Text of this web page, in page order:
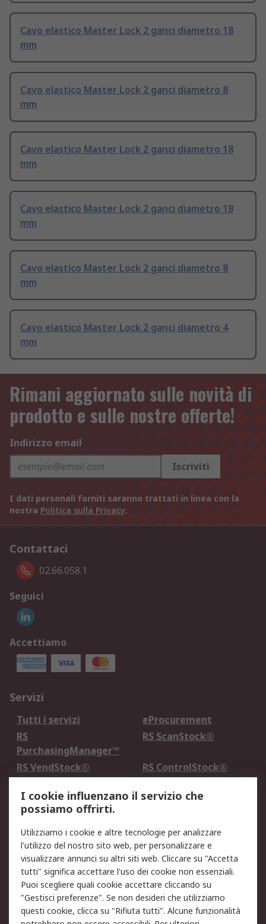
Cavo elastico Master Lock 2 ganci diametro 18
mm
Cavo elastico Master Lock 2 ganci diametro 8
mm
Cavo elastico Master Lock 2 ganci diametro 18
mm
Cavo elastico Master Lock 2 ganci diametro 18
mm
Cavo elastico Master Lock 2 ganci diametro 8
mm
Cavo elastico Master Lock 2 ganci diametro 4
mm
Rimani aggiornato sulle novità di
prodotto e sulle nostre offerte!
Indirizzo email
Iscriviti
I dati personali forniti saranno trattati in linea con la
nostra Politica sulla Privacy.
Contattaci
02.66.058.1
Seguici
Accettiamo
Servizi
Tutti i servizi
eProcurement
RS
PurchasingManager™
RS ScanStock®
RS VendStock®
RS ControlStock®
Legale
Informativa Cookie
Informativa Privacy -
Aggiornata
Email Security
Termini d'uso
Condizioni di vendita
Condizioni generali di
servizio
Etica e responsabilità
I cookie influenzano il servizio che
possiamo offrirti.
Utilizziamo i cookie e altre tecnologie per analizzare
l'utilizzo del nostro sito web, per personalizzare e
visualizzare annunci su altri siti web. Cliccare su "Accetta
tutti" significa accettare l'uso dei cookie non essenziali.
Puoi scegliere quali cookie accettare cliccando su
"Gestisci preferenze". Se non desideri che utilizziamo
questi cookie, clicca su "Rifiuta tutti". Alcune funzionalità